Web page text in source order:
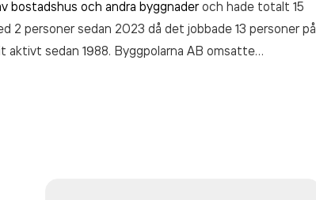
bostadshus och andra byggnaderoch hade totalt 15
2 personer sedan 2023 då det jobbade 13 personer på
sedan 1988. Byggpolarna AB omsatte